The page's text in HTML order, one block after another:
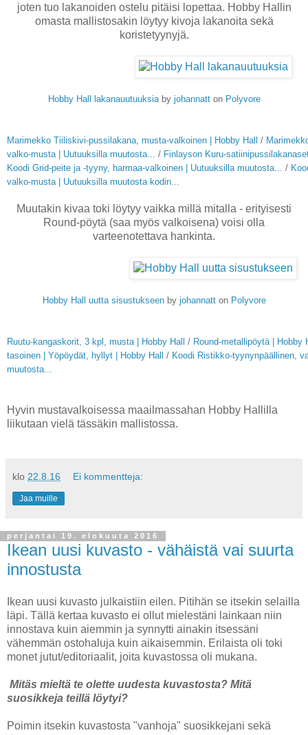
joten tuo lakanoiden ostelu pitäisi lopettaa. Hobby Hallin
omasta mallistosakin löytyy kivoja lakanoita sekä
koristetyynyjä.
Hobby Hall lakanauutuuksiaby johannatton Polyvore
Marimekko Tiiliskivi-pussilakana, musta-valkoinen | Hobby Hall /
valko-musta | Uutuuksilla muutosta...
/ Finlayson Kuru-
Koodi Grid-peite ja -tyyny, harmaa-valkoinen | Uutuuksilla muutosta...
/
valko-musta | Uutuuksilla muutosta kodin...
Muutakin kivaa toki löytyy vaikka millä mitalla - erityisesti
Round-pöytä (saa myös valkoisena) voisi olla
varteenotettava hankinta.
Hobby Hall uutta sisustukseenby johannatton Polyvore
Ruutu-kangaskorit, 3 kpl, musta | Hobby Hall / Round-metallipöytä | Hobby
tasoinen | Yöpöydät, hyllyt | Hobby Hall / Koodi Ristikko-tyynynpäällinen,
muutosta...
Hyvin mustavalkoisessa maailmassahan Hobby Hallilla
liikutaan vielä tässäkin mallistossa.
klo 22.8.16 Ei kommentteja:
Jaa muille
perjantai 19. elokuuta 2016
Ikean uusi kuvasto - vähäistä vai suurta
innostusta
Ikean uusi kuvasto julkaistiin eilen. Pitihän se itsekin selailla
läpi. Tällä kertaa kuvasto ei ollut mielestäni lainkaan niin
innostava kuin aiemmin ja synnytti ainakin itsessäni
vähemmän ostohaluja kuin aikaisemmin. Erilaista oli toki
monet jutut/editoriaalit, joita kuvastossa oli mukana.
Mitäs mieltä te olette uudesta kuvastosta? Mitä
suosikkeja teillä löytyi?
Poimin itsekin kuvastosta "vanhoja" suosikkejani sekä